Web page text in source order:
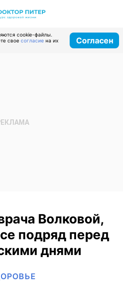
cookie-файлы.
свое согласие на их
Согласен
Волковой,
подряд перед
днями